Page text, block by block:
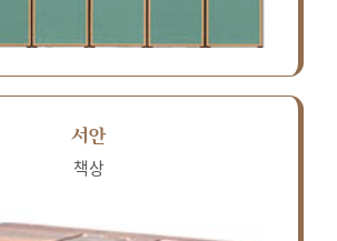
서안
책상